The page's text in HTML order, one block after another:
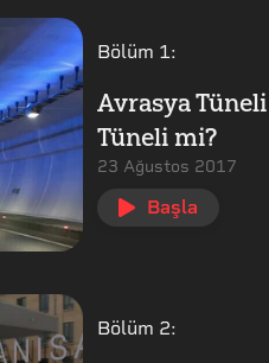
Bölüm 1:
Avrasya
Tüneli mi?
23 Ağustos 2017
Başla
Bölüm 2: